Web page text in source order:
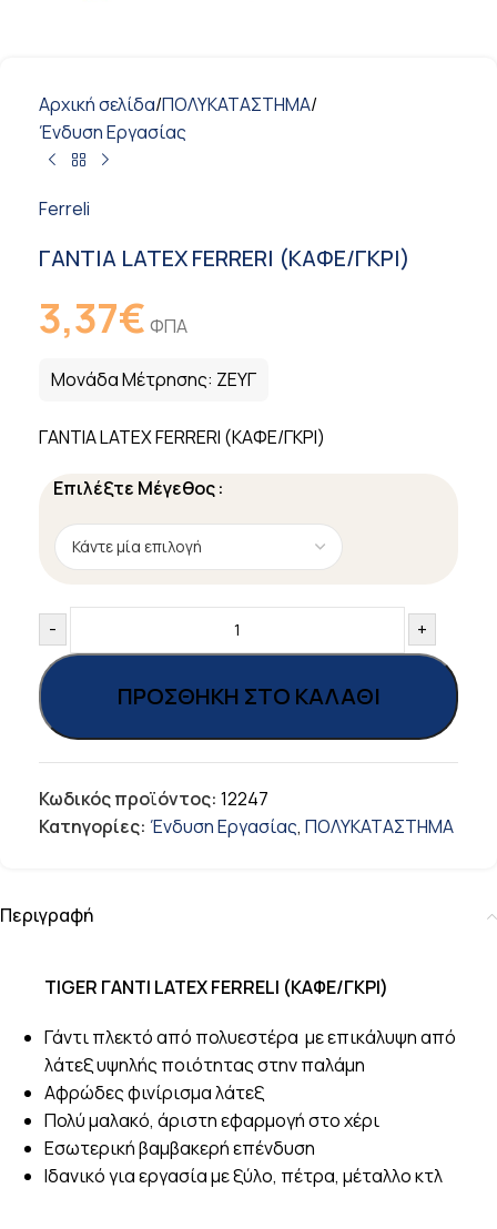
Αρχική σελίδα/ΠΟΛΥΚΑΤΑΣΤΗΜΑ/
Ένδυση Εργασίας
Ferreli
ΓΑΝΤΙΑ LATEX FERRERI (ΚΑΦΕ/ΓΚΡΙ)
3,37€ ΦΠΑ
Μονάδα Μέτρησης: ΖΕΥΓ
ΓΑΝΤΙΑ LATEX FERRERI (ΚΑΦΕ/ΓΚΡΙ)
Επιλέξτε Μέγεθος
- +
ΠΡΟΣΘΉΚΗ ΣΤΟ ΚΑΛΆΘΙ
Κωδικός προϊόντος: 12247
Κατηγορίες: Ένδυση Εργασίας, ΠΟΛΥΚΑΤΑΣΤΗΜΑ
Περιγραφή
TIGER ΓΑΝΤΙ LATEX FERRELI (ΚΑΦΕ/ΓΚΡΙ)
Γάντι πλεκτό από πολυεστέρα με επικάλυψη από
λάτεξ υψηλής ποιότητας στην παλάμη
Αφρώδες φινίρισμα λάτεξ
Πολύ μαλακό, άριστη εφαρμογή στο χέρι
Εσωτερική βαμβακερή επένδυση
Ιδανικό για εργασία με ξύλο, πέτρα, μέταλλο κτλ